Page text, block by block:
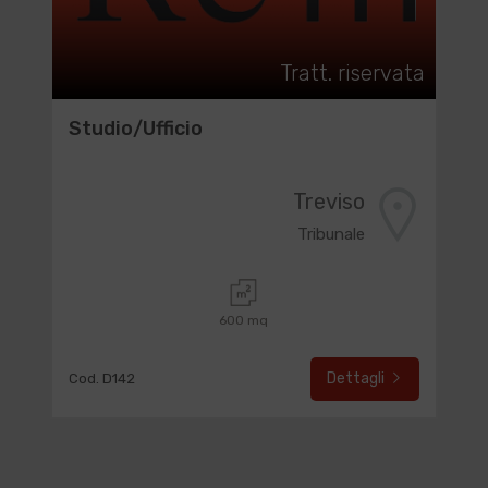
Tratt. riservata
Studio/Ufficio
Treviso
Tribunale
600 mq
Cod. D142 Dettagli